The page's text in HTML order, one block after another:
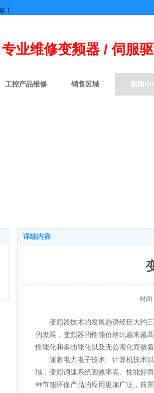
专业维修变频器 / 伺服
！
工控产品维修 销售区域 新闻中
详细内容
时间
变频器技术的发展趋势经历大约三
的发展，变频器的性能价格比越来越
性能化和多功能化以及无公害化而做着
随着电力电子技术、计算机技术以
域，变频调速系统因效率高、性能好
种节能环保产品的应用更加广泛，前